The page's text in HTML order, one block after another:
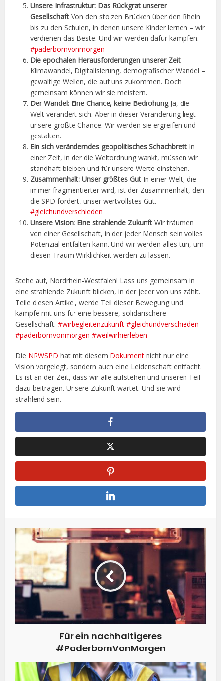
Unsere Infrastruktur: Das Rückgrat unserer
Gesellschaft Von den stolzen Brücken über den Rhein
bis zu den Schulen, in denen unsere Kinder lernen – wir
verdienen das Beste. Und wir werden dafür kämpfen.
#paderbornvonmorgen
Die epochalen Herausforderungen unserer Zeit
Klimawandel, Digitalisierung, demografischer Wandel –
gewaltige Wellen, die auf uns zukommen. Doch
gemeinsam können wir sie meistern.
Der Wandel: Eine Chance, keine BedrohungJa, die
Welt verändert sich. Aber in dieser Veränderung liegt
unsere größte Chance. Wir werden sie ergreifen und
gestalten.
Ein sich veränderndes geopolitisches Schachbrett In
einer Zeit, in der die Weltordnung wankt, müssen wir
standhaft bleiben und für unsere Werte einstehen.
Zusammenhalt: Unser größtes Gut In einer Welt, die
immer fragmentierter wird, ist der Zusammenhalt, den
die SPD fördert, unser wertvollstes Gut.
#gleichundverschieden
Unsere Vision: Eine strahlende Zukunft Wir träumen
von einer Gesellschaft, in der jeder Mensch sein volles
Potenzial entfalten kann. Und wir werden alles tun, um
diesen Traum Wirklichkeit werden zu lassen.
Stehe auf, Nordrhein-Westfalen! Lass uns gemeinsam in
eine strahlende Zukunft blicken, in der jeder von uns zählt.
Teile diesen Artikel, werde Teil dieser Bewegung und
kämpfe mit uns für eine bessere, solidarischere
Gesellschaft.#wirbegleitenzukunft #gleichundverschieden
#paderbornvonmorgen #weilwirhierleben
Die NRWSPD hat mit diesem Dokument nicht nur eine
Vision vorgelegt, sondern auch eine Leidenschaft entfacht.
Es ist an der Zeit, dass wir alle aufstehen und unseren Teil
dazu beitragen. Unsere Zukunft wartet. Und sie wird
strahlend sein.
Für ein nachhaltigeres
#PaderbornVonMorgen